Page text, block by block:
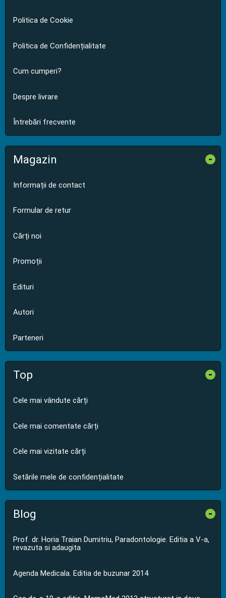
Politica de Cookie
Politica de Confidențialitate
Cum cumperi?
Despre livrare
Întrebări frecvente
Magazin -
Informații de contact
Formular de retur
Cărți noi
Promoții
Edituri
Autori
Parteneri
Top -
Cele mai vândute cărți
Cele mai comentate cărți
Cele mai vizitate cărți
Setările mele de confidențialitate
Blog -
Prof. dr. Horia Traian Dumitriu, Paradontologie. Editia a V-a,
revazuta si adaugita
Agenda Medicala. Editia de buzunar 2014